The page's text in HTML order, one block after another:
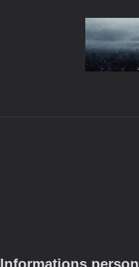
Informations